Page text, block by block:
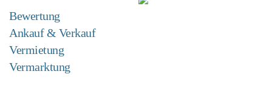
Bewertung
Ankauf & Verkauf
Vermietung
Vermarktung